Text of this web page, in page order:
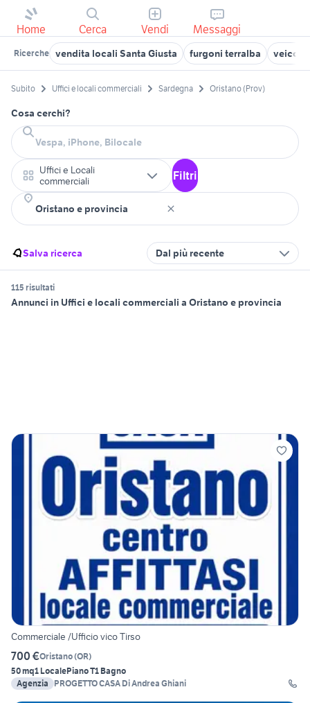
Home Cerca Vendi Messaggi
Ricerche vendita locali Santa Giusta furgoni terralba veicoli
Subito Uffici e locali commerciali Sardegna Oristano (Prov)
Cosa cerchi?
Uffici e Locali
commerciali
Filtri
Salva ricerca Dal più recente
115 risultati
Annunci in Uffici e locali commerciali a Oristano e provincia
Commerciale /Ufficio vico Tirso
700 €Oristano(OR)
50 mq1 LocalePiano T1 Bagno
Agenzia
PROGETTO CASA Di Andrea Ghiani